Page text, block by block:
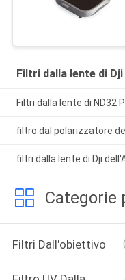
Filtri dalla lente di Dji
Filtri dalla lente di ND32
filtro dal polarizzatore
filtri dalla lente di Dji
Categorie
Filtri Dall'obiettivo